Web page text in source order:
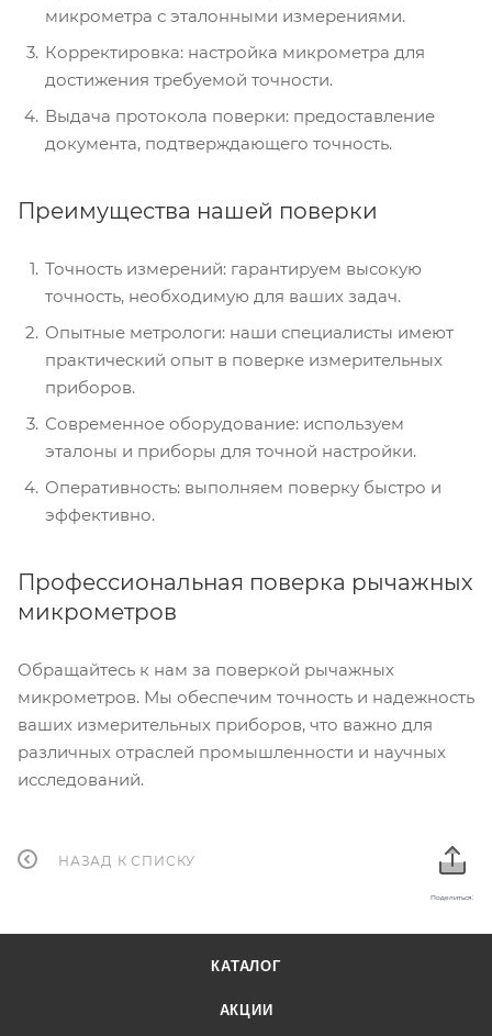
микрометра с эталонными измерениями.
Корректировка: настройка микрометра для
достижения требуемой точности.
Выдача протокола поверки: предоставление
документа, подтверждающего точность.
Преимущества нашей поверки
Точность измерений: гарантируем высокую
точность, необходимую для ваших задач.
Опытные метрологи: наши специалисты имеют
практический опыт в поверке измерительных
приборов.
Современное оборудование: используем
эталоны и приборы для точной настройки.
Оперативность: выполняем поверку быстро и
эффективно.
Профессиональная поверка рычажных
микрометров
Обращайтесь к нам за поверкой рычажных
микрометров. Мы обеспечим точность и надежность
ваших измерительных приборов, что важно для
различных отраслей промышленности и научных
исследований.
НАЗАД К СПИСКУ
Поделиться:
КАТАЛОГ
АКЦИИ